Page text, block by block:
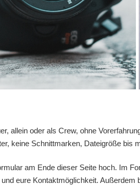
allein oder als Crew, ohne
keine Schnittmarken, Dateigröße bis
am Ende dieser Seite hoch. Im
eure Kontaktmöglichkeit. Außerdem